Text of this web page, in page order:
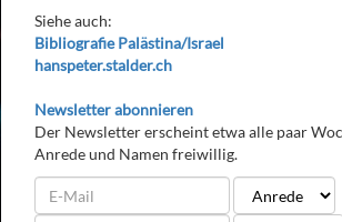
Siehe auch:
Bibliografie Palästina/Israel
hanspeter.stalder.ch
Newsletter abonnieren
Der Newsletter erscheint etwa alle paar
Anrede und Namen freiwillig.